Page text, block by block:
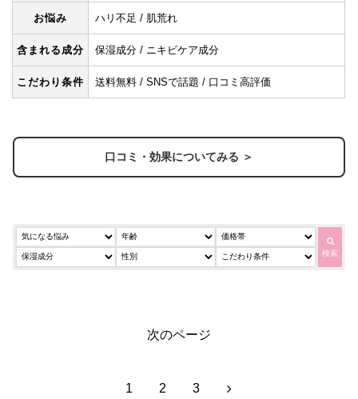
お悩み ハリ不足 / 肌荒れ
含まれる成分 保湿成分 / ニキビケア成分
こだわり条件 送料無料 / SNSで話題 / 口コミ高評価
口コミ・効果についてみる ＞
検索
次のページ
1 2 3 次